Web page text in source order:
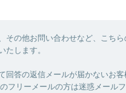
その他お問い合わせなど、こち
たします。
回答の返信メールが届かないお客
フリーメールの方は迷惑メール